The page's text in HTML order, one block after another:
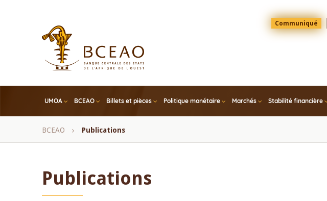
Menu
Top
Communiqué
UMOA BCEAO Billets et pièces Politique monétaire Marchés Stabilité financière
Fil
BCEAO Publications
Publications